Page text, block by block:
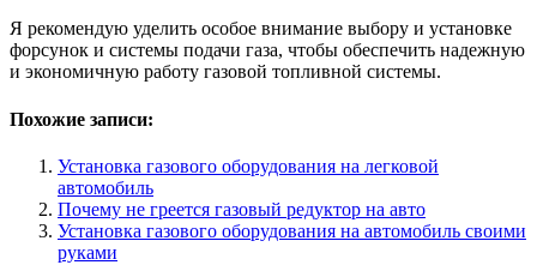
Я рекомендую уделить особое внимание выбору и установке
форсунок и системы подачи газа, чтобы обеспечить надежную
и экономичную работу газовой топливной системы.
Похожие записи:
Установка газового оборудования на легковой
автомобиль
Почему не греется газовый редуктор на авто
Установка газового оборудования на автомобиль своими
руками